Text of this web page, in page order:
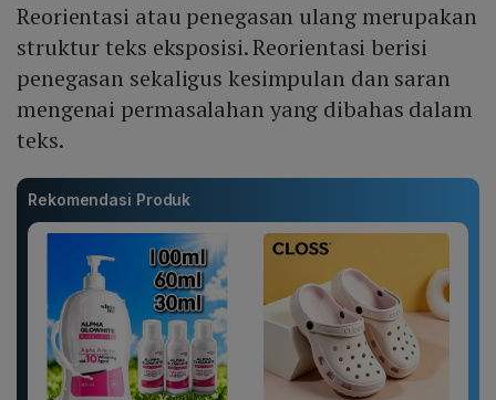
Reorientasi atau penegasan ulang merupakan
struktur teks eksposisi. Reorientasi berisi
penegasan sekaligus kesimpulan dan saran
mengenai permasalahan yang dibahas dalam
teks.
Rekomendasi Produk